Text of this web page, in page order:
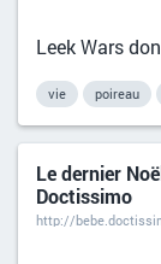
Leek Wars
vie poireau
Le dernier
Doctissimo